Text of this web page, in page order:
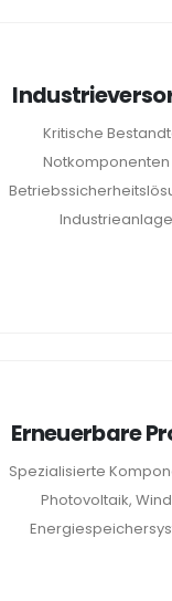
Kritische
Notkomponenten
Erneuerbare
Spezialisierte
Photovoltaik,